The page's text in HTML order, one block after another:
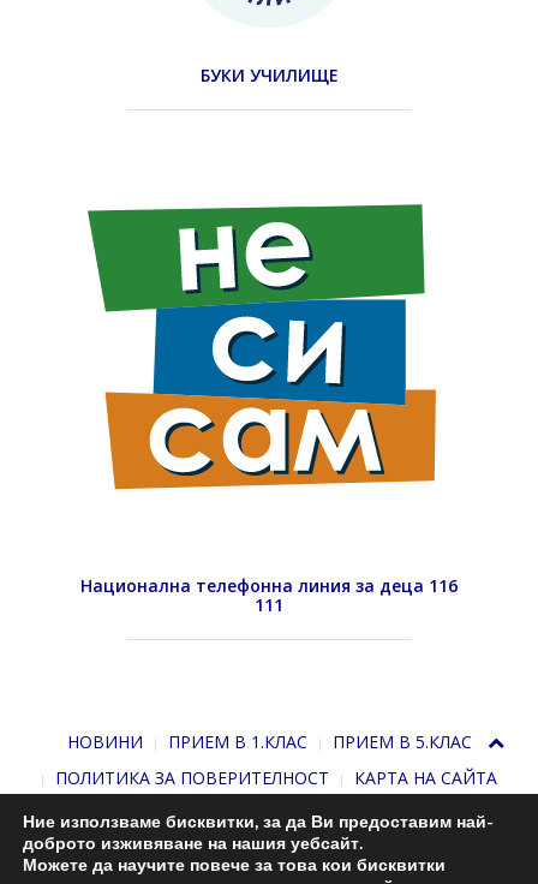
БУКИ УЧИЛИЩЕ
Национална телефонна линия за деца 116
111
НОВИНИ ПРИЕМ В 1.КЛАС
ПРИЕМ В 5.КЛАС
ПОЛИТИКА ЗА ПОВЕРИТЕЛНОСТ
КАРТА НА САЙТА
Ние използваме бисквитки, за да Ви предоставим най-
доброто изживяване на нашия уебсайт.
Можете да научите повече за това кои бисквитки